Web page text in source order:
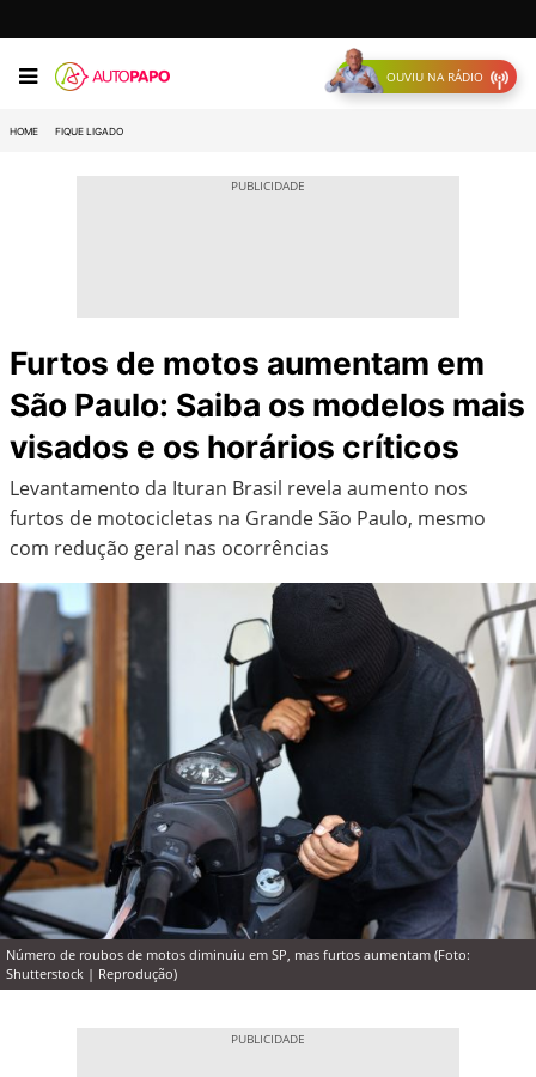
OUVIU NA RÁDIO
HOME FIQUE LIGADO
Furtos de motos aumentam em
São Paulo: Saiba os modelos mais
visados e os horários críticos
Levantamento da Ituran Brasil revela aumento nos
furtos de motocicletas na Grande São Paulo, mesmo
com redução geral nas ocorrências
Número de roubos de motos diminuiu em SP, mas furtos aumentam (Foto:
Shutterstock | Reprodução)